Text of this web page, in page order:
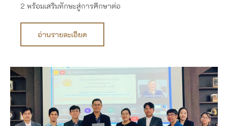
2 พร้อมเสริมทักษะสู่การศึกษาต่อ
อ่านรายละเอียด